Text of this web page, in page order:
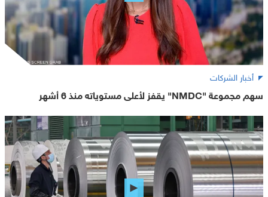
أخبار الشركات
سهم مجموعة "NMDC" يقفز لأعلى مستوياته منذ 6 أشهر